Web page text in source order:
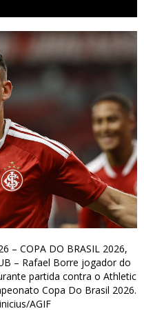
– COPA DO BRASIL 2026,
– Rafael Borre jogador do
partida contra o Athletic
Copa Do Brasil 2026.
AGIF